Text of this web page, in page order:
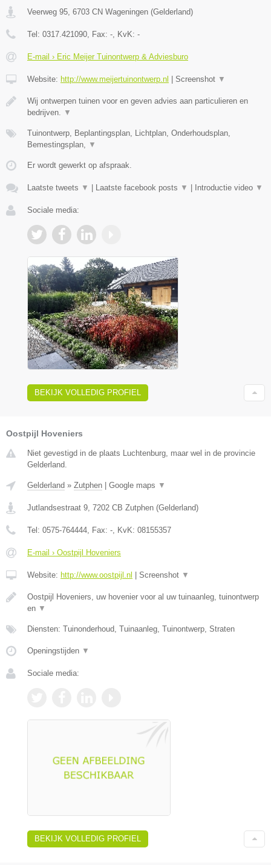
Veerweg 95 6703 CN Wageningen (Gelderland)
Tel: 0317.421090 , Fax: - , KvK: -
E-mail › Eric Meijer Tuinontwerp & Adviesburo
Website: http://www.meijertuinontwerp.nl Screenshot ▼
Wij ontwerpen tuinen voor en geven advies aan particulieren en
bedrijven.
▼
Tuinontwerp, Beplantingsplan, Lichtplan, Onderhoudsplan,
Bemestingsplan,
▼
Er wordt gewerkt op afspraak.
Laatste tweets ▼ Laatste facebook posts ▼ Introductie video ▼
Sociale media:
BEKIJK VOLLEDIG PROFIEL
Oostpijl Hoveniers
Niet gevestigd in de plaats Luchtenburg, maar wel in de provincie
Gelderland.
Gelderland » Zutphen Google maps ▼
Jutlandsestraat 9, 7202 CB Zutphen (Gelderland)
Tel: 0575-764444, Fax: -, KvK: 08155357
E-mail › Oostpijl Hoveniers
Website: http://www.oostpijl.nl Screenshot ▼
Oostpijl Hoveniers, uw hovenier voor al uw tuinaanleg, tuinontwerp
en ▼
Diensten: Tuinonderhoud, Tuinaanleg, Tuinontwerp, Straten
Openingstijden ▼
Sociale media:
BEKIJK VOLLEDIG PROFIEL